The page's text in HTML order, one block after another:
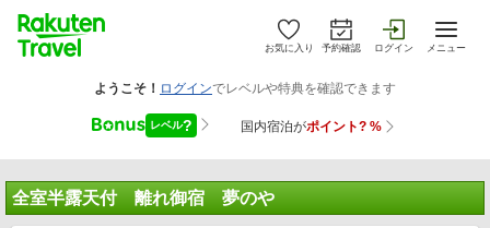
お気に入り 予約確認 ログイン メニュー
全室半露天付 離れ御宿 夢のや